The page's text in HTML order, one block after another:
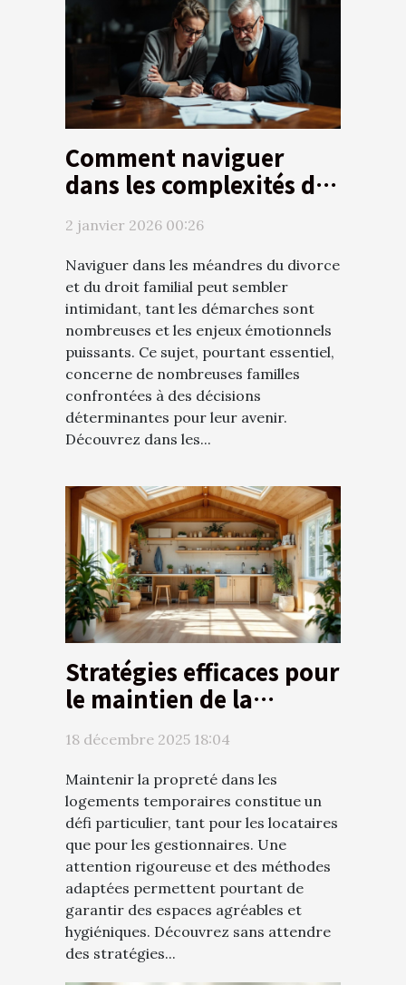
Comment naviguer
dans les complexités du
familial ?
2 janvier 2026 00:26
Naviguer dans les méandres du divorce
et du droit familial peut sembler
intimidant, tant les démarches sont
nombreuses et les enjeux émotionnels
puissants. Ce sujet, pourtant essentiel,
concerne de nombreuses familles
confrontées à des décisions
déterminantes pour leur avenir.
Découvrez dans les...
Stratégies efficaces pour
le maintien de la
propreté dans les
logements temporaires
18 décembre 2025 18:04
Maintenir la propreté dans les
logements temporaires constitue un
défi particulier, tant pour les locataires
que pour les gestionnaires. Une
attention rigoureuse et des méthodes
adaptées permettent pourtant de
garantir des espaces agréables et
hygiéniques. Découvrez sans attendre
des stratégies...